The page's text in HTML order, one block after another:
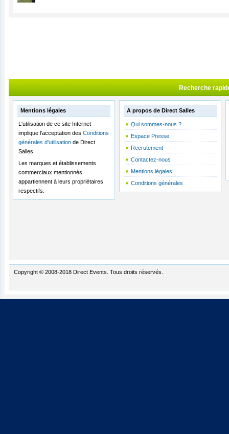
Recherche
Mentions légales
L'utilisation de ce site Internet
implique l'acceptation des Conditions
générales d'utilisation de Direct
Salles.
Les marques et établissements
commerciaux mentionnés
appartiennent à leurs propriétaires
respectifs.
A propos de Direct Salles
Qui sommes-nous ?
Espace Presse
Recrutement
Contactez-nous
Mentions légales
Conditions générales
Copyright © 2008-2018 Direct Events. Tous droits réservés.